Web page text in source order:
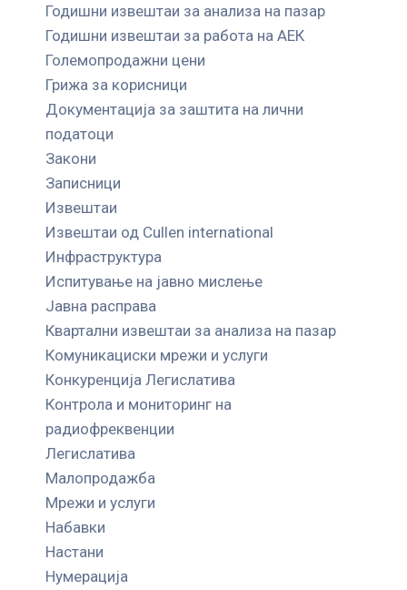
Годишни извештаи за анализа на пазар
Годишни извештаи за работа на АЕК
Големопродажни цени
Грижа за корисници
Документација за заштита на лични
податоци
Закони
Записници
Извештаи
Извештаи од Cullen international
Инфраструктура
Испитување на јавно мислење
Јавна расправа
Квартални извештаи за анализа на пазар
Комуникациски мрежи и услуги
Конкуренција Легислатива
Контрола и мониторинг на
радиофреквенции
Легислатива
Малопродажба
Мрежи и услуги
Набавки
Настани
Нумерација